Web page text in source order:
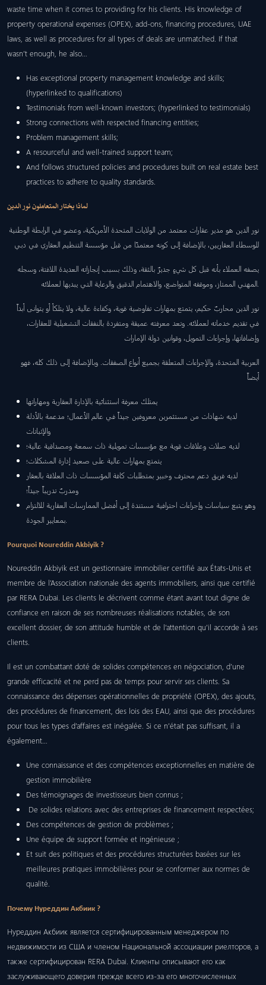
waste time when it comes to providing for his clients. His knowledge of
property operational expenses (OPEX), add-ons, financing procedures, UAE
laws, as well as procedures for all types of deals are unmatched. If that
wasn’t enough, he also…
Has exceptional property management knowledge and skills;
(hyperlinked to qualifications)
Testimonials from well-known investors; (hyperlinked to testimonials)
Strong connections with respected financing entities;
Problem management skills;
A resourceful and well-trained support team;
And follows structured policies and procedures built on real estate best
practices to adhere to quality standards.
لماذا يختار المتعاملون نور الدين
نور الدين هو مدير عقارات معتمد من الولايات المتحدة الأمريكية، وعضو في الرابطة الوطنية
للوسطاء العقاريين، بالإضافة إلى كونه معتمدًا من قبل مؤسسة التنظيم العقاري في دبي
يصفه العملاء بأنه قبل كل شيءٍ جديرٌ بالثقة، وذلك بسبب إنجازاته العديدة اللافتة، وسجله
المهني الممتاز، وموقفه المتواضع، والاهتمام الدقيق والرعاية التي يبديها لعملائه.
نور الدين محاربٌ حكيم، يتمتع بمهارات تفاوضية قوية، وكفاءة عالية، ولا يتلكأ أو يتوانى أبداً
في تقديم خدماته لعملائه. وتعد معرفته عميقة ومتفردة بالنفقات التشغيلية للعقارات،
وإضافاتها، وإجراءات التمويل، وقوانين دولة الإمارات
العربية المتحدة، والإجراءات المتعلقة بجميع أنواع الصفقات. وبالإضافة إلى ذلك كله، فهو
أيضاً
يمتلك معرفة استثنائية بالإدارة العقارية ومهاراتها
لديه شهادات من مستثمرين معروفين جيداً في عالم الأعمال؛ مدعمة بالأدلة
والإثباتات
لديه صلات وعلاقات قوية مع مؤسسات تمويلية ذات سمعة ومصداقية عالية؛
يتمتع بمهارات عالية على صعيد إدارة المشكلات؛
لديه فريق دعم محترف وخبير بمتطلبات كافة المؤسسات ذات العلاقة بالعقار
ومدربٌ تدريباً جيداً؛
وهو يتبع سياسات وإجراءات احترافية مستندة إلى أفضل الممارسات العقارية للالتزام
بمعايير الجودة.
Pourquoi Noureddin Akbiyik ?
Noureddin Akbiyik est un gestionnaire immobilier certifié aux États-Unis et
membre de l’Association nationale des agents immobiliers, ainsi que certifié
par RERA Dubai. Les clients le décrivent comme étant avant tout digne de
confiance en raison de ses nombreuses réalisations notables, de son
excellent dossier, de son attitude humble et de l’attention qu’il accorde à ses
clients.
Il est un combattant doté de solides compétences en négociation, d’une
grande efficacité et ne perd pas de temps pour servir ses clients. Sa
connaissance des dépenses opérationnelles de propriété (OPEX), des ajouts,
des procédures de financement, des lois des EAU, ainsi que des procédures
pour tous les types d’affaires est inégalée. Si ce n’était pas suffisant, il a
également…
Une connaissance et des compétences exceptionnelles en matière de
gestion immobilière
Des témoignages de investisseurs bien connus ;
De solides relations avec des entreprises de financement respectées;
Des compétences de gestion de problèmes ;
Une équipe de support formée et ingénieuse ;
Et suit des politiques et des procédures structurées basées sur les
meilleures pratiques immobilières pour se conformer aux normes de
qualité.
Почему Нуреддин Акбиик ?
Нуреддин Акбиик является сертифицированным менеджером по
недвижимости из США и членом Национальной ассоциации риелторов, а
также сертифицирован RERA Dubai. Клиенты описывают его как
заслуживающего доверия прежде всего из-за его многочисленных